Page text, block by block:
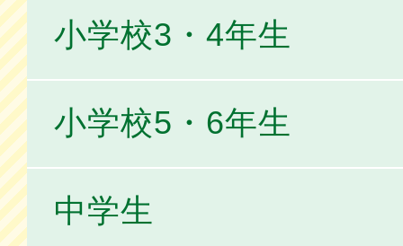
小学校3・4年生
小学校5・6年生
中学生